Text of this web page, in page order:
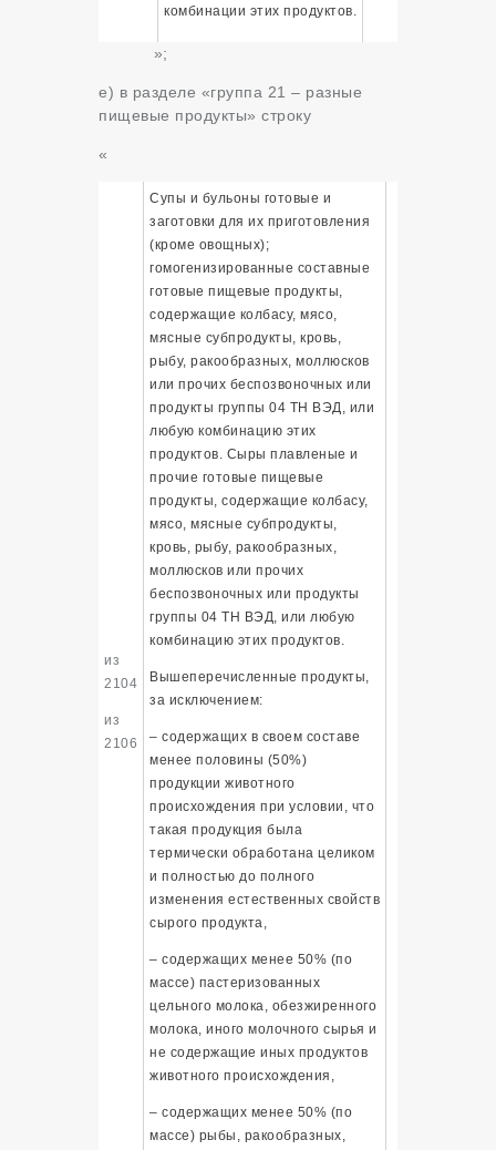
комбинации этих продуктов.
»;
е) в разделе «группа 21 – разные
пищевые продукты» строку
«
из
2104
из
2106
Супы и бульоны готовые и
заготовки для их приготовления
(кроме овощных);
гомогенизированные составные
готовые пищевые продукты,
содержащие колбасу, мясо,
мясные субпродукты, кровь,
рыбу, ракообразных, моллюсков
или прочих беспозвоночных или
продукты группы 04 ТН ВЭД, или
любую комбинацию этих
продуктов. Сыры плавленые и
прочие готовые пищевые
продукты, содержащие колбасу,
мясо, мясные субпродукты,
кровь, рыбу, ракообразных,
моллюсков или прочих
беспозвоночных или продукты
группы 04 ТН ВЭД, или любую
комбинацию этих продуктов.
Вышеперечисленные продукты,
за исключением:
– содержащих в своем составе
менее половины (50%)
продукции животного
происхождения при условии, что
такая продукция была
термически обработана целиком
и полностью до полного
изменения естественных свойств
сырого продукта,
– содержащих менее 50% (по
массе) пастеризованных
цельного молока, обезжиренного
молока, иного молочного сырья и
не содержащие иных продуктов
животного происхождения,
– содержащих менее 50% (по
массе) рыбы, ракообразных,